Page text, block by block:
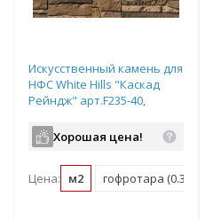
Искусственный камень для
НФС White Hills "Каскад
Рейндж" арт.F235-40,
Хорошая цена!
Цена: м2 гофротара (0.35 м2)